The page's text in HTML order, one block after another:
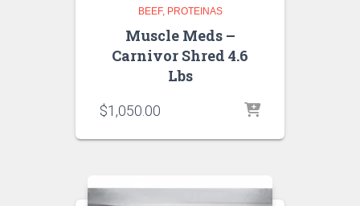
BEEF PROTEINAS
Muscle Meds –
Carnivor Shred 4.6
Lbs
$1,050.00